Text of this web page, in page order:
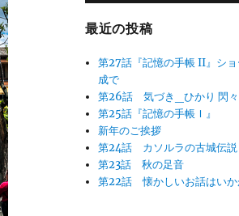
最近の投稿
第27話『記憶の手帳 II』シ
成で
第26話 気づき_ひかり 閃々
第25話『記憶の手帳Ｉ』
新年のご挨拶
第24話 カソルラの古城伝説
第23話 秋の足音
第22話 懐かしいお話はい